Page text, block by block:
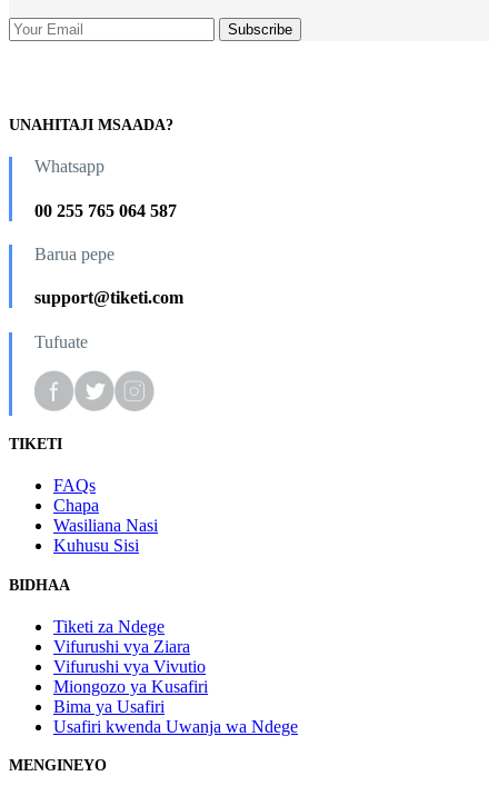
UNAHITAJI MSAADA?
Whatsapp
00 255 765 064 587
Barua pepe
support@tiketi.com
Tufuate
TIKETI
FAQs
Chapa
Wasiliana Nasi
Kuhusu Sisi
BIDHAA
Tiketi za Ndege
Vifurushi vya Ziara
Vifurushi vya Vivutio
Miongozo ya Kusafiri
Bima ya Usafiri
Usafiri kwenda Uwanja wa Ndege
MENGINEYO